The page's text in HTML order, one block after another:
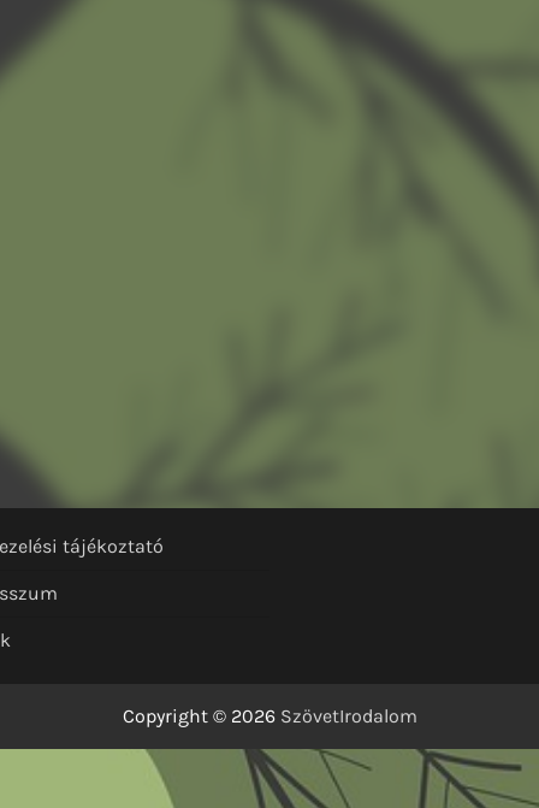
tájékoztató
Copyright © 2026 SzövetIrodalom